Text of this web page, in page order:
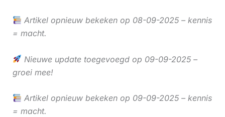
Artikel opnieuw bekeken op 08-09-2025 – kennis
= macht.
Nieuwe update toegevoegd op 09-09-2025 –
groei mee!
Artikel opnieuw bekeken op 09-09-2025 – kennis
= macht.